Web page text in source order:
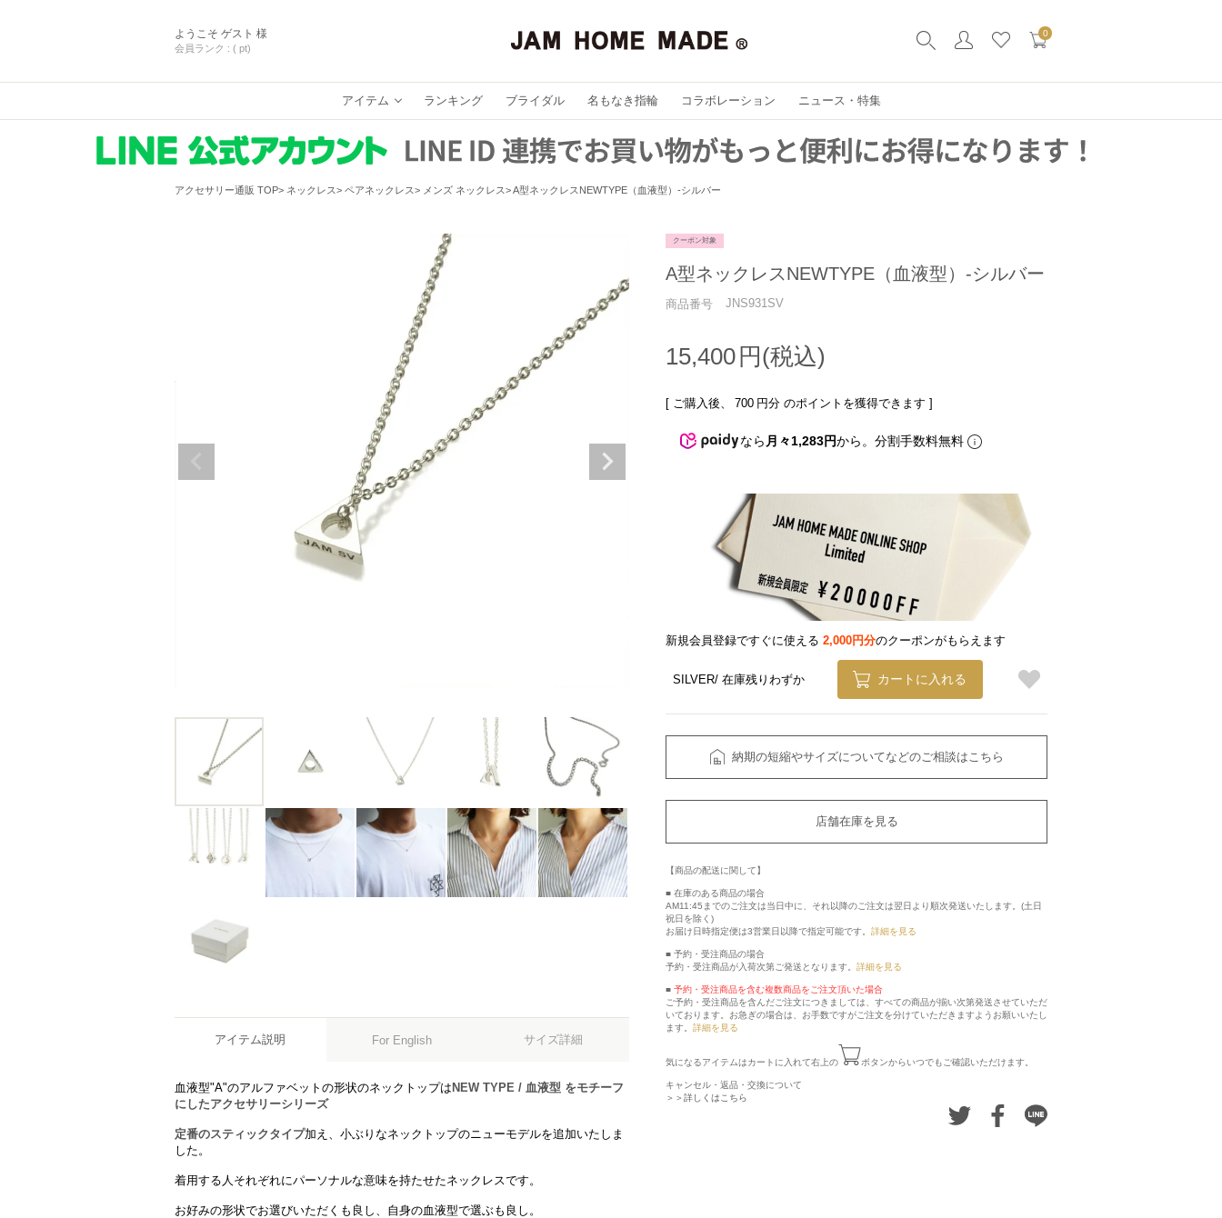
ようこそ ゲスト 様
会員ランク : ( pt)
0
アイテム ランキング ブライダル 名もなき指輪 コラボレーション ニュース・特集
アクセサリー通販 TOP ネックレス ペアネックレス メンズ ネックレス A型ネックレスNEWTYPE（血液型）-シルバー
アイテム説明 For English サイズ詳細
血液型"A"のアルファベットの形状のネックトップは NEW TYPE / 血液型 をモチーフ
にしたアクセサリーシリーズ
定番のスティックタイプ加え、小ぶりなネックトップのニューモデルを追加いたしま
した。
着用する人それぞれにパーソナルな意味を持たせたネックレスです。
お好みの形状でお選びいただくも良し、自身の血液型で選ぶも良し。
クーポン対象
A型ネックレスNEWTYPE（血液型）-シルバー
商品番号 JNS931SV
15,400
[ ご購入後、 700 円分 のポイントを獲得できます ]
なら 月々1,283円から。分割手数料無料
新規会員登録ですぐに使える 2,000円分のクーポンがもらえます
SILVER 在庫残りわずか カートに入れる
納期の短縮やサイズについてなどのご相談はこちら
店舗在庫を見る
【商品の配送に関して】
■ 在庫のある商品の場合
AM11:45までのご注文は当日中に、それ以降のご注文は翌日より順次発送いたします。(土日
祝日を除く)
お届け日時指定便は3営業日以降で指定可能です。 詳細を見る
■ 予約・受注商品の場合
予約・受注商品が入荷次第ご発送となります。 詳細を見る
■ 予約・受注商品を含む複数商品をご注文頂いた場合
ご予約・受注商品を含んだご注文につきましては、すべての商品が揃い次第発送させていただ
いております。お急ぎの場合は、お手数ですがご注文を分けていただきますようお願いいたし
ます。 詳細を見る
気になるアイテムはカートに入れて右上の ボタンからいつでもご確認いただけます。
キャンセル・返品・交換について
＞＞詳しくはこちら